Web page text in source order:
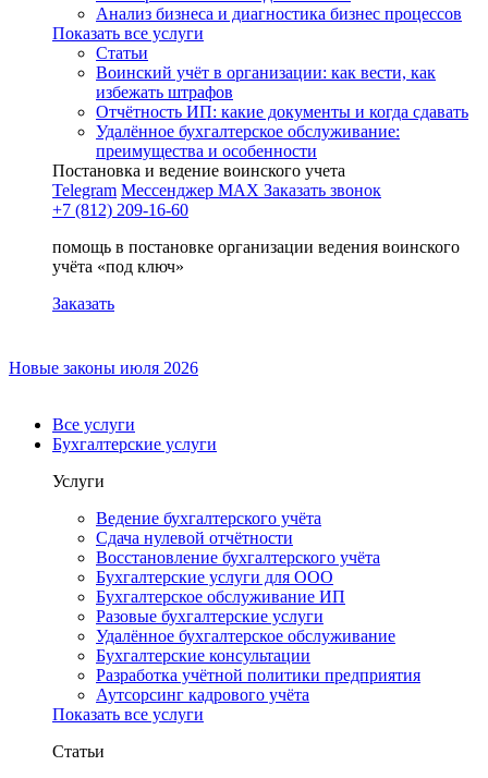
Анализ бизнеса и диагностика бизнес процессов
Показать все услуги
Статьи
Воинский учёт в организации: как вести, как
избежать штрафов
Отчётность ИП: какие документы и когда сдавать
Удалённое бухгалтерское обслуживание:
преимущества и особенности
Постановка и ведение воинского учета
Telegram Мессенджер MAX Заказать звонок
+7 (812) 209-16-60
помощь в постановке организации ведения воинского
учёта «под ключ»
Заказать
Новые законы июля 2026
Все услуги
Бухгалтерские услуги
Услуги
Ведение бухгалтерского учёта
Сдача нулевой отчётности
Восстановление бухгалтерского учёта
Бухгалтерские услуги для ООО
Бухгалтерское обслуживание ИП
Разовые бухгалтерские услуги
Удалённое бухгалтерское обслуживание
Бухгалтерские консультации
Разработка учётной политики предприятия
Аутсорсинг кадрового учёта
Показать все услуги
Статьи